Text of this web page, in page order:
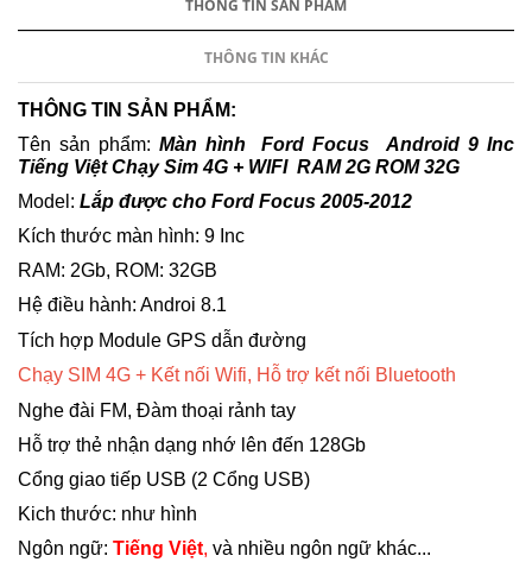
THÔNG TIN SẢN PHẨM
THÔNG TIN KHÁC
THÔNG TIN SẢN PHẨM:
Tên sản phẩm: Màn hình Ford Focus Android 9 Inc
Tiếng Việt Chạy Sim 4G + WIFI RAM 2G ROM 32G
Model: Lắp được cho Ford Focus 2005-2012
Kích thước màn hình: 9 Inc
RAM: 2Gb, ROM: 32GB
Hệ điều hành: Androi 8.1
Tích hợp Module GPS dẫn đường
Chạy SIM 4G + Kết nối Wifi, Hỗ trợ kết nối Bluetooth
Nghe đài FM, Đàm thoại rảnh tay
Hỗ trợ thẻ nhận dạng nhớ lên đến 128Gb
Cổng giao tiếp USB (2 Cổng USB)
Kich thước: như hình
Ngôn ngữ: Tiếng Việt, và nhiều ngôn ngữ khác...